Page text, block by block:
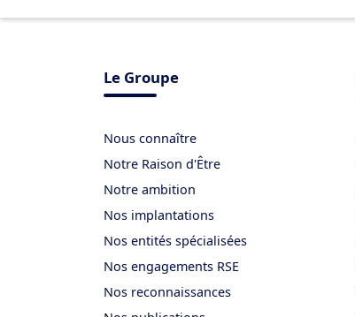
Le Groupe
Nous connaître
Notre Raison d'Être
Notre ambition
Nos implantations
Nos entités spécialisées
Nos engagements RSE
Nos reconnaissances